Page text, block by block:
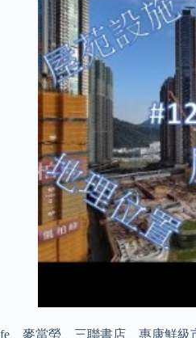
、麥當勞、三聯書店、惠康鮮